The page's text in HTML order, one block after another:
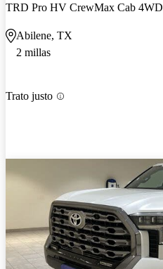
TRD Pro HV CrewMax Cab 4WD
Abilene, TX
2 millas
Trato justo